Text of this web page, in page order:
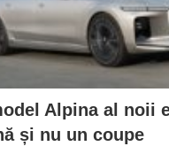
Alpina al noii
și nu un coupe